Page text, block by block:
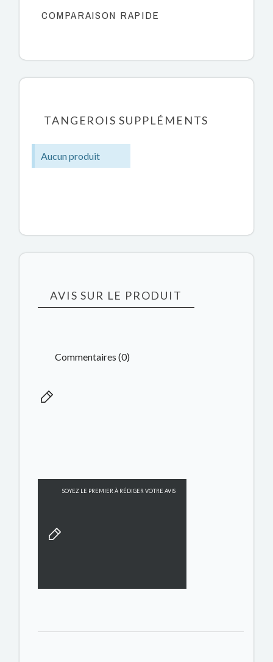
COMPARAISON RAPIDE
TANGEROIS SUPPLÉMENTS
Aucun produit
AVIS SUR LE PRODUIT
Commentaires (0)
SOYEZ LE PREMIER À RÉDIGER VOTRE AVIS